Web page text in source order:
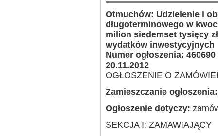
Otmuchów: Udzielenie i
długoterminowego w
milion siedemset tysięcy
wydatków inwestycyjnych
Numer ogłoszenia:
20.11.2012
OGŁOSZENIE O
Zamieszczanie ogłoszenia:
Ogłoszenie dotyczy:
SEKCJA I: ZAMAWIAJĄCY